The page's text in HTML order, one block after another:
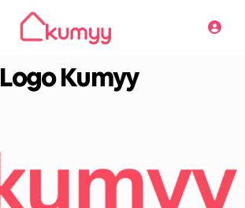
Logo Kumyy